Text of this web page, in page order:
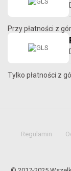
Przy płatności z
Tylko płatności z
Regulamin